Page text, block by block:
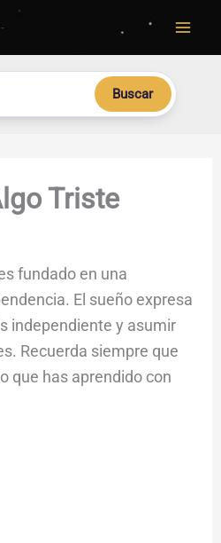
Buscar
Triste
fundado en una
El sueño expresa
independiente y asumir
Recuerda siempre que
que has aprendido con